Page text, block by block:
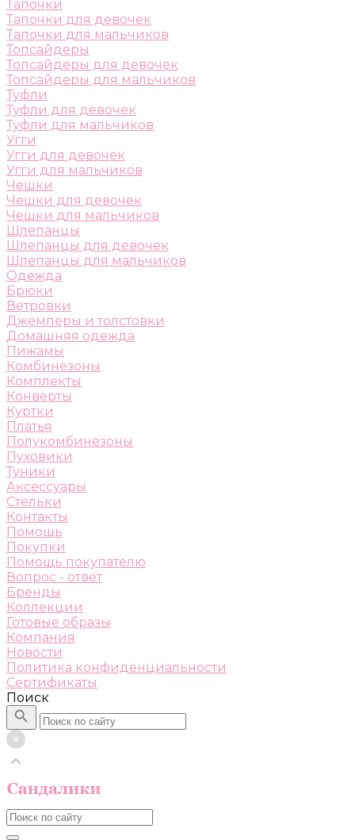
Тапочки
Тапочки для девочек
Тапочки для мальчиков
Топсайдеры
Топсайдеры для девочек
Топсайдеры для мальчиков
Туфли
Туфли для девочек
Туфли для мальчиков
Угги
Угги для девочек
Угги для мальчиков
Чешки
Чешки для девочек
Чешки для мальчиков
Шлепанцы
Шлепанцы для девочек
Шлепанцы для мальчиков
Одежда
Брюки
Ветровки
Джемперы и толстовки
Домашняя одежда
Пижамы
Комбинезоны
Комплекты
Конверты
Куртки
Платья
Полукомбинезоны
Пуховики
Туники
Аксессуары
Стельки
Контакты
Помощь
Покупки
Помощь покупателю
Вопрос - ответ
Бренды
Коллекции
Готовые образы
Компания
Новости
Политика конфиденциальности
Сертификаты
Поиск